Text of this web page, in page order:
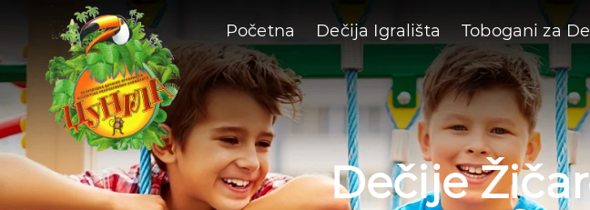
Početna Dečija Igrališta Tobogani za
Dečije